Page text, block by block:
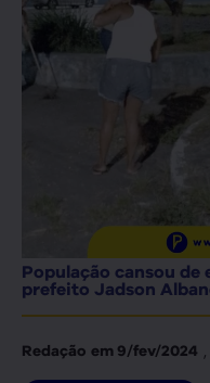
População cansou de
prefeito Jadson
Redação em 9/fev/2024